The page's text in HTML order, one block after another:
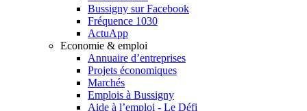
Bussigny sur Facebook
Fréquence 1030
ActuApp
Economie & emploi
Annuaire d’entreprises
Projets économiques
Marchés
Emplois à Bussigny
Aide à l’emploi - Le Défi